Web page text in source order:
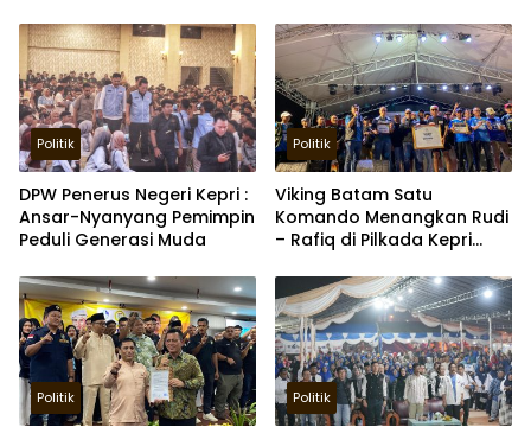
Politik
DPW Penerus Negeri Kepri :
Ansar-Nyanyang Pemimpin
Peduli Generasi Muda
Politik
Viking Batam Satu
Komando Menangkan Rudi
– Rafiq di Pilkada Kepri
Politik Politik